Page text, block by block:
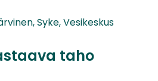
Syke, Vesikeskus
taho